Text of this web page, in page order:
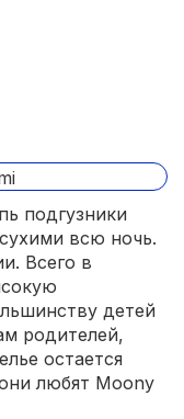
подгузники
всю ночь.
Всего в
детей
родителей,
остается
любят Moony